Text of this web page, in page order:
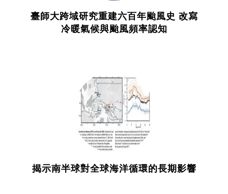
臺師大跨域研究重建六百年颱風史 改寫
冷暖氣候與颱風頻率認知
揭示南半球對全球海洋循環的長期影響